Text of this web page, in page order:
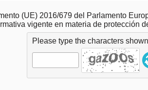
(UE) 2016/679 del Parlamento
vigente en materia de protección
Please type the characters shown